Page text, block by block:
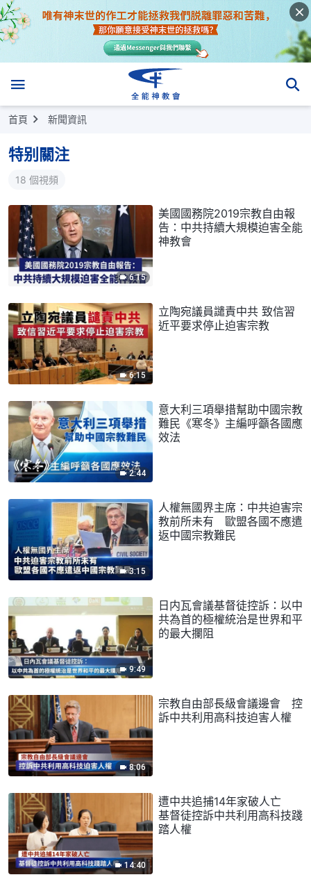
首頁 新聞資訊
特别關注
18 個視頻
6:15
美國國務院2019宗教自由報
告：中共持續大規模迫害全能
神教會
6:15
立陶宛議員譴責中共 致信習
近平要求停止迫害宗教
2:44
意大利三項舉措幫助中國宗教
難民《寒冬》主編呼籲各國應
效法
3:15
人權無國界主席：中共迫害宗
教前所未有 歐盟各國不應遣
返中國宗教難民
9:49
日内瓦會議基督徒控訴：以中
共為首的極權統治是世界和平
的最大攔阻
8:06
宗教自由部長級會議邊會 控
訴中共利用高科技迫害人權
14:40
遭中共追捕14年家破人亡
基督徒控訴中共利用高科技踐
踏人權